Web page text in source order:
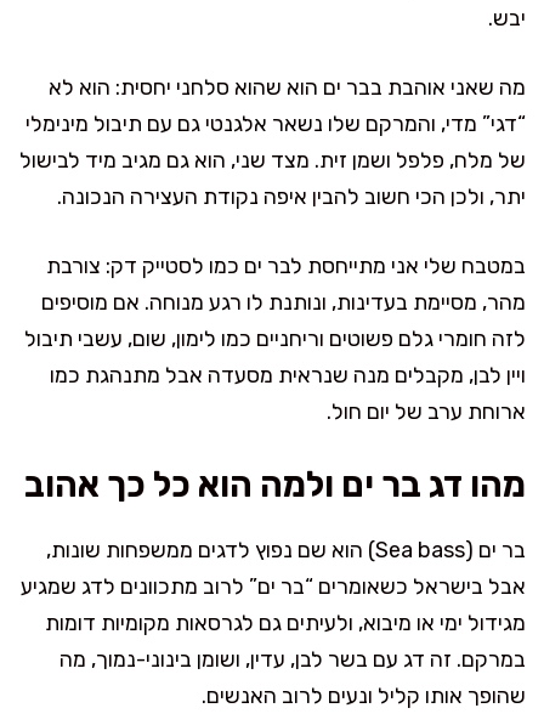
יבש.
מה שאני אוהבת בבר ים הוא שהוא סלחני יחסית: הוא לא
“דגי” מדי, והמרקם שלו נשאר אלגנטי גם עם תיבול מינימלי
של מלח, פלפל ושמן זית. מצד שני, הוא גם מגיב מיד לבישול
יתר, ולכן הכי חשוב להבין איפה נקודת העצירה הנכונה.
במטבח שלי אני מתייחסת לבר ים כמו לסטייק דק: צורבת
מהר, מסיימת בעדינות, ונותנת לו רגע מנוחה. אם מוסיפים
לזה חומרי גלם פשוטים וריחניים כמו לימון, שום, עשבי תיבול
ויין לבן, מקבלים מנה שנראית מסעדה אבל מתנהגת כמו
ארוחת ערב של יום חול.
מהו דג בר ים ולמה הוא כל כך אהוב
בר ים (Sea bass) הוא שם נפוץ לדגים ממשפחות שונות,
אבל בישראל כשאומרים “בר ים” לרוב מתכוונים לדג שמגיע
מגידול ימי או מיבוא, ולעיתים גם לגרסאות מקומיות דומות
במרקם. זה דג עם בשר לבן, עדין, ושומן בינוני-נמוך, מה
שהופך אותו קליל ונעים לרוב האנשים.